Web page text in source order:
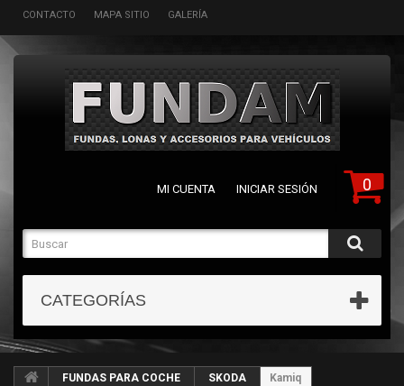
CONTACTO MAPA SITIO GALERÍA
0
MI CUENTA INICIAR SESIÓN
CATEGORÍAS
FUNDAS PARA COCHE SKODA Kamiq